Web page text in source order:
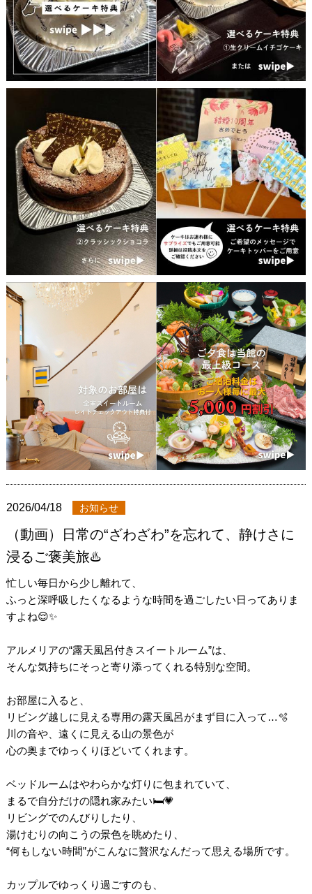
2026/04/18 お知らせ
（動画）日常の“ざわざわ”を忘れて、静けさに
浸るご褒美旅♨️
忙しい毎日から少し離れて、
ふっと深呼吸したくなるような時間を過ごしたい日ってありま
すよね😌✨
アルメリアの“露天風呂付きスイートルーム”は、
そんな気持ちにそっと寄り添ってくれる特別な空間。
お部屋に入ると、
リビング越しに見える専用の露天風呂がまず目に入って…🫧
川の音や、遠くに見える山の景色が
心の奥までゆっくりほどいてくれます。
ベッドルームはやわらかな灯りに包まれていて、
まるで自分だけの隠れ家みたい🛏️💗
リビングでのんびりしたり、
湯けむりの向こうの景色を眺めたり、
“何もしない時間”がこんなに贅沢なんだって思える場所です。
カップルでゆっくり過ごすのも、